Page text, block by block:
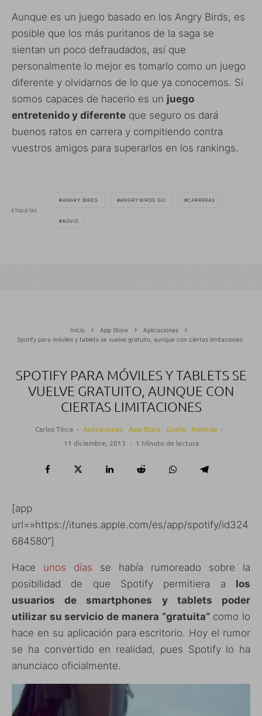
Aunque es un juego basado en los Angry Birds, es
posible que los más puritanos de la saga se
sientan un poco defraudados, así que
personalmente lo mejor es tomarlo como un juego
diferente y olvidarnos de lo que ya conocemos. Si
somos capaces de hacerlo es un juego
entretenido y diferente que seguro os dará
buenos ratos en carrera y compitiendo contra
vuestros amigos para superarlos en los rankings.
ETIQUETAS
ANGRY BIRDS ANGRY BIRDS GO CARRERAS
ROVIO
Inicio App Store
Aplicaciones
Spotify para móviles y tablets se vuelve gratuito, aunque con ciertas limitaciones
SPOTIFY PARA MÓVILES Y TABLETS SE
VUELVE GRATUITO, AUNQUE CON
CIERTAS LIMITACIONES
Carlos Tinca · Aplicaciones App Store Gratis Noticias ·
11 diciembre, 2013 · 1 Minuto de lectura
[app
url=»https://itunes.apple.com/es/app/spotify/id324
684580″]
Hace unos días se había rumoreado sobre la
posibilidad de que Spotify permitiera a los
usuarios de smartphones y tablets poder
utilizar su servicio de manera “gratuita”como lo
hace en su aplicación para escritorio. Hoy el rumor
se ha convertido en realidad, pues Spotify lo ha
anunciaco oficialmente.